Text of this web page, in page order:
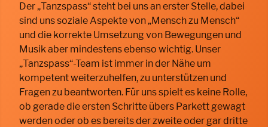
Der „Tanzspass“ steht bei uns an erster Stelle, dabei
sind uns soziale Aspekte von „Mensch zu Mensch“
und die korrekte Umsetzung von Bewegungen und
Musik aber mindestens ebenso wichtig. Unser
„Tanzspass“-Team ist immer in der Nähe um
kompetent weiterzuhelfen, zu unterstützen und
Fragen zu beantworten. Für uns spielt es keine Rolle,
ob gerade die ersten Schritte übers Parkett gewagt
werden oder ob es bereits der zweite oder gar dritte